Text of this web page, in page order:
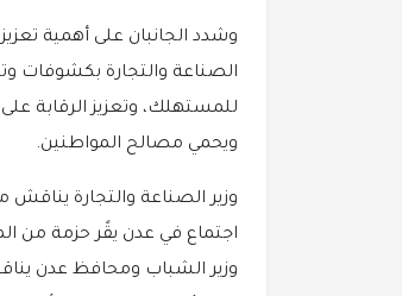
وشدد الجانبان على أهمية
الصناعة والتجارة بكشوفات
للمستهلك، وتعزيز الرقابة على
ويحمي مصالح المواطنين.
وزير الصناعة والتجارة
اجتماع في عدن يقًر حزمة من
وزير الشباب ومحافظ عدن